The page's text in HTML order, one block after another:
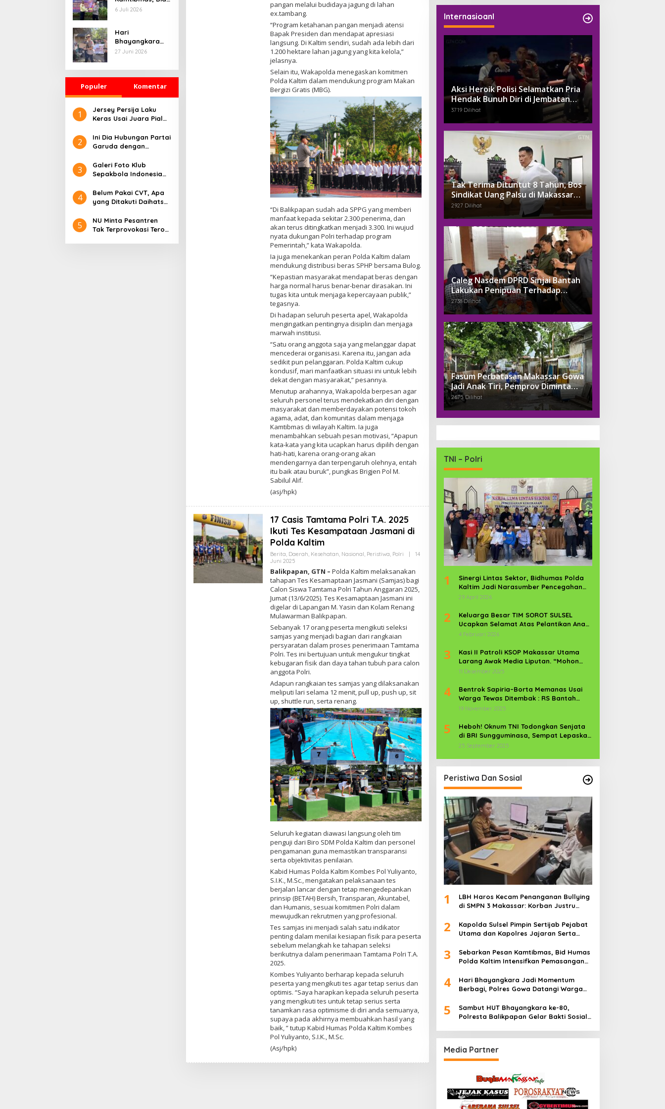
Jeneponto
Humas Polda
Pemasangan
Spanduk serta
Pembagian
6 Juli 2026
Hari
Bhayangkara
Jadi Momentum
Warga yang
Membutuhkan
27 Juni 2026
Populer Komentar
1
Jersey Persija Laku
Keras Usai Juara Piala
2
Ini Dia Hubungan Partai
Garuda dengan
3
Galeri Foto Klub
Sepakbola Indonesia
4
Belum Pakai CVT, Apa
yang Ditakuti Daihatsu
5
NU Minta Pesantren
Tak Terprovokasi Teror
pangan melalui budidaya jagung di lahan
ex.tambang.
“Program ketahanan pangan menjadi atensi
Bapak Presiden dan mendapat apresiasi
langsung. Di Kaltim sendiri, sudah ada lebih dari
1.200 hektare lahan jagung yang kita kelola,”
jelasnya.
Selain itu, Wakapolda menegaskan komitmen
Polda Kaltim dalam mendukung program Makan
Bergizi Gratis (MBG).
“Di Balikpapan sudah ada SPPG yang memberi
manfaat kepada sekitar 2.300 penerima, dan
akan terus ditingkatkan menjadi 3.300. Ini wujud
nyata dukungan Polri terhadap program
Pemerintah,” kata Wakapolda.
Ia juga menekankan peran Polda Kaltim dalam
mendukung distribusi beras SPHP bersama Bulog.
“Kepastian masyarakat mendapat beras dengan
harga normal harus benar-benar dirasakan. Ini
tugas kita untuk menjaga kepercayaan publik,”
tegasnya.
Di hadapan seluruh peserta apel, Wakapolda
mengingatkan pentingnya disiplin dan menjaga
marwah institusi.
“Satu orang anggota saja yang melanggar dapat
mencederai organisasi. Karena itu, jangan ada
sedikit pun pelanggaran. Polda Kaltim cukup
kondusif, mari manfaatkan situasi ini untuk lebih
dekat dengan masyarakat,” pesannya.
Menutup arahannya, Wakapolda berpesan agar
seluruh personel terus mendekatkan diri dengan
masyarakat dan memberdayakan potensi tokoh
agama, adat, dan komunitas dalam menjaga
Kamtibmas di wilayah Kaltim. Ia juga
menambahkan sebuah pesan motivasi, “Apapun
kata-kata yang kita ucapkan harus dipilih dengan
hati-hati, karena orang-orang akan
mendengarnya dan terpengaruh olehnya, entah
itu baik atau buruk”, pungkas Brigjen Pol M.
Sabilul Alif.
(asj/hpk)
17 Casis Tamtama Polri T.A. 2025
Ikuti Tes Kesampataan Jasmani di
Polda Kaltim
Berita, Daerah, Kesehatan, Nasional, Peristiwa, Polri |
14
Juni 2025
E
H
R
E
D
A
K
S
I
Balikpapan, GTN – Polda Kaltim melaksanakan
tahapan Tes Kesamaptaan Jasmani (Samjas) bagi
Calon Siswa Tamtama Polri Tahun Anggaran 2025,
Jumat (13/6/2025). Tes Kesamaptaan Jasmani ini
digelar di Lapangan M. Yasin dan Kolam Renang
Mulawarman Balikpapan.
Sebanyak 17 orang peserta mengikuti seleksi
samjas yang menjadi bagian dari rangkaian
persyaratan dalam proses penerimaan Tamtama
Polri. Tes ini bertujuan untuk mengukur tingkat
kebugaran fisik dan daya tahan tubuh para calon
anggota Polri.
Adapun rangkaian tes samjas yang dilaksanakan
meliputi lari selama 12 menit, pull up, push up, sit
up, shuttle run, serta renang.
Seluruh kegiatan diawasi langsung oleh tim
penguji dari Biro SDM Polda Kaltim dan personel
pengamanan guna memastikan transparansi
serta objektivitas penilaian.
Kabid Humas Polda Kaltim Kombes Pol Yuliyanto,
S.I.K., M.Sc., mengatakan pelaksanaan tes
berjalan lancar dengan tetap mengedepankan
prinsip (BETAH) Bersih, Transparan, Akuntabel,
dan Humanis, sesuai komitmen Polri dalam
mewujudkan rekrutmen yang profesional.
Tes samjas ini menjadi salah satu indikator
penting dalam menilai kesiapan fisik para peserta
sebelum melangkah ke tahapan seleksi
berikutnya dalam penerimaan Tamtama Polri T.A.
2025.
Kombes Yuliyanto berharap kepada seluruh
peserta yang mengikuti tes agar tetap serius dan
optimis. “Saya harapkan kepada seluruh peserta
yang mengikuti tes untuk tetap serius serta
tanamkan rasa optimisme di diri anda semuanya,
supaya pada akhirnya membuahkan hasil yang
baik, ” tutup Kabid Humas Polda Kaltim Kombes
Pol Yuliyanto, S.I.K., M.Sc.
(Asj/hpk)
Internasioanl
Aksi Heroik Polisi Selamatkan Pria
Hendak Bunuh Diri di Jembatan
Kembar Gowa
3719 Dilihat
Tak Terima Dituntut 8 Tahun, Bos
Sindikat Uang Palsu di Makassar
Ngaku Sudah Suap Jaksa Dengan
Miliaran
2927 Dilihat
Caleg Nasdem DPRD Sinjai Bantah
Lakukan Penipuan Terhadap
Pengusaha Tambang
2738 Dilihat
Fasum Perbatasan Makassar Gowa
Jadi Anak Tiri, Pemprov Diminta
Perhatikan
2675 Dilihat
TNI – Polri
1
Sinergi Lintas Sektor, Bidhumas Polda
Kaltim Jadi Narasumber Pencegahan
Kekerasan Perempuan dan Anak
29 April 2026
2
Keluarga Besar TIM SOROT SULSEL
Ucapkan Selamat Atas Pelantikan Anak
Kr. Sijaya Pimred Gerbang Timur News
4 Februari 2026
3
Kasi II Patroli KSOP Makassar Utama
Larang Awak Media Liputan. “Mohon
Media Keluar”
11 Desember 2025
4
Bentrok Sapiria–Borta Memanas Usai
Warga Tewas Ditembak : RS Bantah
Lamban Tangani Korban, Aparat TNI-
19 November 2025
5
Heboh! Oknum TNI Todongkan Senjata
di BRI Sungguminasa, Sempat Lepaskan
Tembakan
25 September 2025
Peristiwa Dan Sosial
1
LBH Haros Kecam Penanganan Bullying
di SMPN 3 Makassar: Korban Justru
2
Kapolda Sulsel Pimpin Sertijab Pejabat
Utama dan Kapolres Jajaran Serta
3
Sebarkan Pesan Kamtibmas, Bid Humas
Polda Kaltim Intensifkan Pemasangan
4
Hari Bhayangkara Jadi Momentum
Berbagi, Polres Gowa Datangi Warga
5
Sambut HUT Bhayangkara ke-80,
Polresta Balikpapan Gelar Bakti Sosial
Media Partner